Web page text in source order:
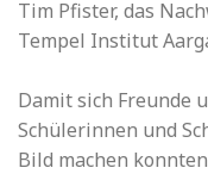
Tim Pfister, das
Tempel Institut
Damit sich Freunde
Schülerinnen und
Bild machen